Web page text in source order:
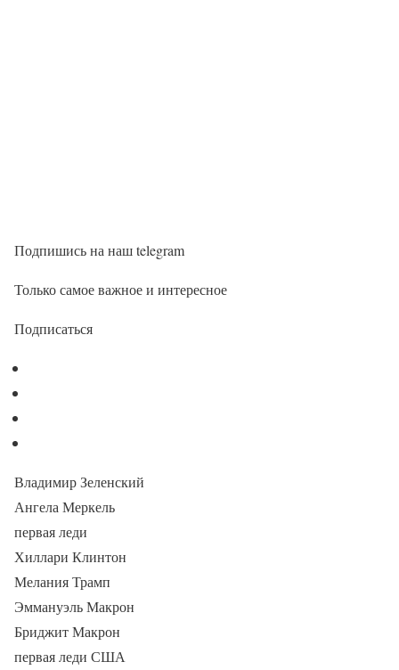
Подпишись на наш telegram
Только самое важное и интересное
Подписаться
Владимир Зеленский
Ангела Меркель
первая леди
Хиллари Клинтон
Мелания Трамп
Эммануэль Макрон
Бриджит Макрон
первая леди США